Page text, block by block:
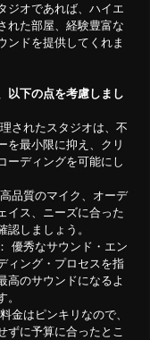
ジオであれば、ハイエ
れた部屋、経験豊富な
ンドを提供してくれま
以下の点を考慮しまし
されたスタジオは、不
を最小限に抑え、クリ
ーディングを可能にし
品質のマイク、オーデ
イス、ニーズに合った
認しましょう。
： 優秀なサウンド・エン
ィング・プロセスを指
高のサウンドになるよ
。
金はピンキリなので、
ずに予算に合ったとこ